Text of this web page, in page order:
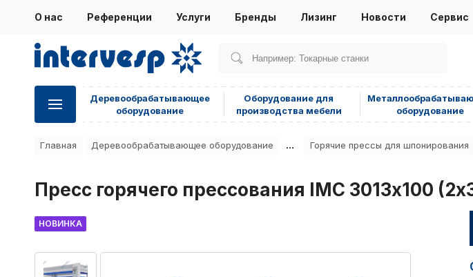
О нас Референции Услуги Бренды Лизинг Новости Сервис
Деревообрабатывающее
оборудование
Оборудование для
производства мебели
оборудование
Главная Деревообрабатывающее оборудование ... Горячие прессы для шпонирования
Пресс горячего прессования IMC 3013х100
НОВИНКА